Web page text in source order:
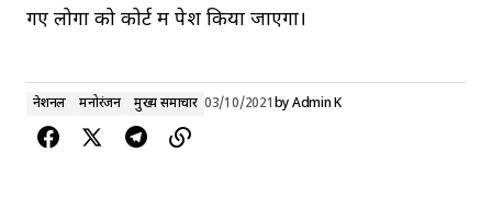
गए लोगों को कोर्ट में पेश किया जाएगा।
नेशनल मनोरंजन मुख्य समाचार 03/10/2021byAdmin K